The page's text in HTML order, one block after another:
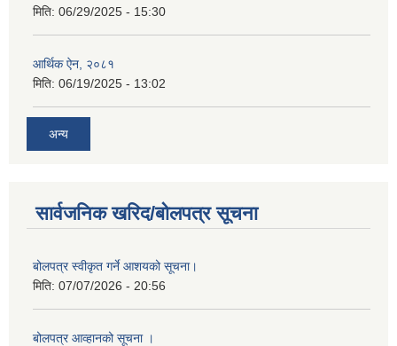
मिति: 06/29/2025 - 15:30
आर्थिक ऐन, २०८१
मिति: 06/19/2025 - 13:02
अन्य
सार्वजनिक खरिद/बोलपत्र सूचना
बोलपत्र स्वीकृत गर्ने आशयको सूचना।
मिति: 07/07/2026 - 20:56
बोलपत्र आव्हानको सूचना ।